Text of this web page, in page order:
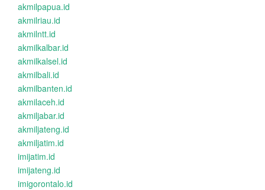
akmilpapua.id
akmilriau.id
akmilntt.id
akmilkalbar.id
akmilkalsel.id
akmilbali.id
akmilbanten.id
akmilaceh.id
akmiljabar.id
akmiljateng.id
akmiljatim.id
imijatim.id
imijateng.id
imigorontalo.id